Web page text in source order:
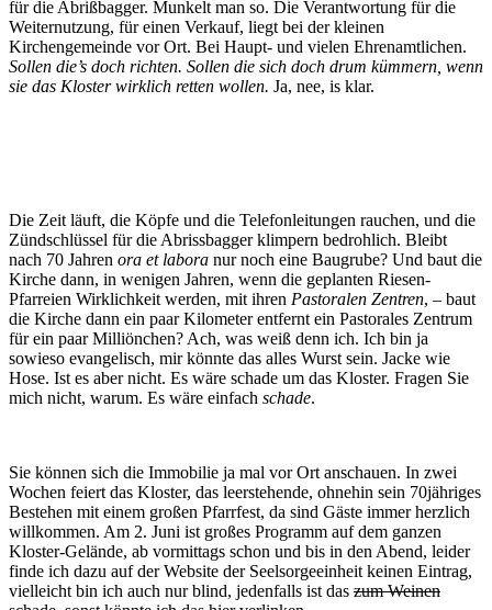
für die Abrißbagger. Munkelt man so. Die Verantwortung für die
Weiternutzung, für einen Verkauf, liegt bei der kleinen
Kirchengemeinde vor Ort. Bei Haupt- und vielen Ehrenamtlichen.
Sollen die’s doch richten. Sollen die sich doch drum kümmern, wenn
sie das Kloster wirklich retten wollen. Ja, nee, is klar.
Die Zeit läuft, die Köpfe und die Telefonleitungen rauchen, und die
Zündschlüssel für die Abrissbagger klimpern bedrohlich. Bleibt
nach 70 Jahren ora et labora nur noch eine Baugrube? Und baut die
Kirche dann, in wenigen Jahren, wenn die geplanten Riesen-
Pfarreien Wirklichkeit werden, mit ihren Pastoralen Zentren, – baut
die Kirche dann ein paar Kilometer entfernt ein Pastorales Zentrum
für ein paar Milliönchen? Ach, was weiß denn ich. Ich bin ja
sowieso evangelisch, mir könnte das alles Wurst sein. Jacke wie
Hose. Ist es aber nicht. Es wäre schade um das Kloster. Fragen Sie
mich nicht, warum. Es wäre einfach schade.
Sie können sich die Immobilie ja mal vor Ort anschauen. In zwei
Wochen feiert das Kloster, das leerstehende, ohnehin sein 70jähriges
Bestehen mit einem großen Pfarrfest, da sind Gäste immer herzlich
willkommen. Am 2. Juni ist großes Programm auf dem ganzen
Kloster-Gelände, ab vormittags schon und bis in den Abend, leider
finde ich dazu auf der Website der Seelsorgeeinheit keinen Eintrag,
vielleicht bin ich auch nur blind, jedenfalls ist das zum Weinen